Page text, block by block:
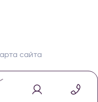
сайта